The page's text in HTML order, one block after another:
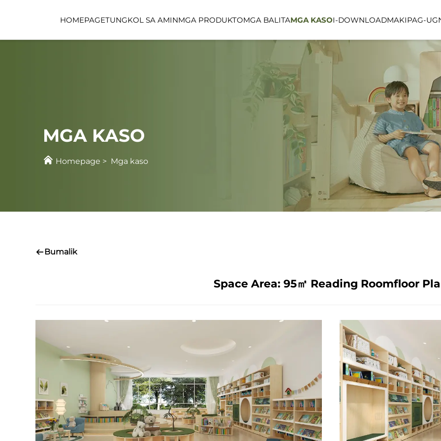
HOMEPAGETUNGKOL SA AMINMGA PRODUKTO
LINEA SERIES
PUBLIKONG ESPASYO OUTDOOR
MGA BALITAMGA KASOI-DOWNLOADMAKIPAG-
MGA KASO
Homepage > Mga kaso
Bumalik
Space Area: 95㎡ Reading Roomfloor